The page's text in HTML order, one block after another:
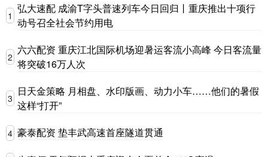
1
弘大速配 成渝T字头普速列车今日回归丨重庆推出十项行
动号召全社会节约用电
2
六六配资 重庆江北国际机场迎暑运客流小高峰 今日客流量
将突破16万人次
3
日天金策略 月相盘、水印版画、动力小车……他们的暑假
这样“打开”
4 豪泰配资 垫丰武高速首座隧道贯通